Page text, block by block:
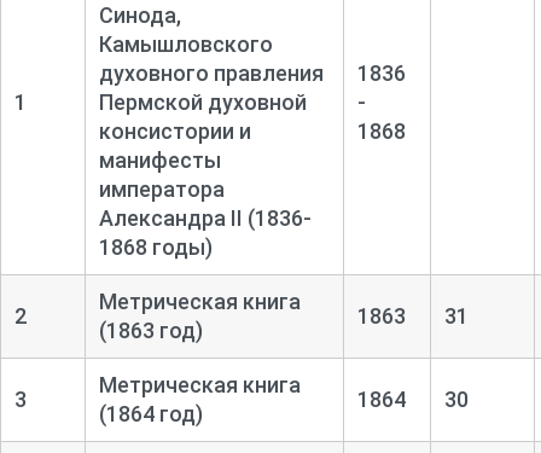
1
Синода,
Камышловского
духовного правления
Пермской духовной
консистории и
манифесты
императора
Александра II (1836-
1868 годы)
1836
-
1868
2
Метрическая книга
(1863 год)
1863 31
3
Метрическая книга
(1864 год)
1864 30